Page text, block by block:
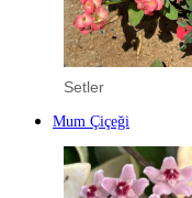
Setler
Mum Çiçeği